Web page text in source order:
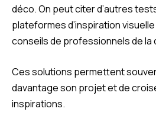
déco. On peut citer d’autres
plateformes d’inspiration
conseils de professionnels de la
Ces solutions permettent
davantage son projet et de
inspirations.